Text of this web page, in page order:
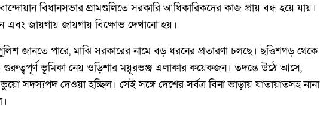
বিধানসভার গ্রামগুলিতে সরকারি আধিকারিকদের কাজ প্রায় বন্ধ হয়ে যায়।
এবং জায়গায় জায়গায় বিক্ষোভ দেখানো হয়।
জানতে পারে, মাঝি সরকারের নামে বড় ধরনের প্রতারণা চলছে। ছত্তিশগড় থেকে
গুরুত্বপূর্ণ ভূমিকা নেয় ওড়িশার ময়ূরভঞ্জ এলাকার কয়েকজন। তদন্তে উঠে আসে,
সদস্যপদ দেওয়া হচ্ছিল। সেই সঙ্গে দেশের সর্বত্র বিনা ভাড়ায় যাতায়াতসহ নানা